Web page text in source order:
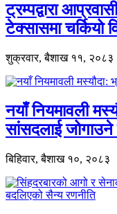
ट्रम्पद्वारा
टेक्सासमा चर्कियो
शुक्रवार, बैशाख ११, २०८३
नयाँ नियमावली
सांसदलाई
बिहिवार, बैशाख १०, २०८३